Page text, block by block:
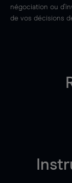
négociation ou
de vos décisions